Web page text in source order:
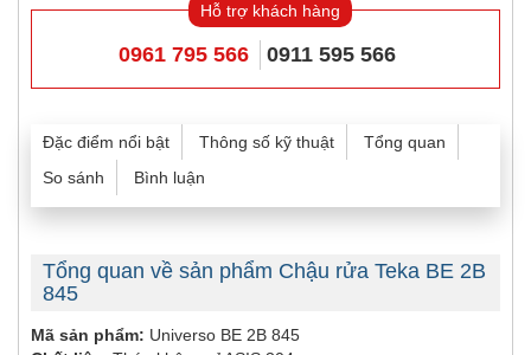
Hỗ trợ khách hàng
0961 795 566 0911 595 566
Đặc điểm nổi bật Thông số kỹ thuật
Tổng quan
So sánh
Bình luận
Tổng quan về sản phẩm Chậu rửa Teka BE 2B
845
Mã sản phẩm: Universo BE 2B 845